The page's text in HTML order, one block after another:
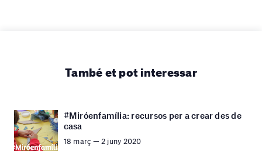
També et pot interessar
#Miróenfamília: recursos per a crear des de
casa
18 març — 2 juny 2020